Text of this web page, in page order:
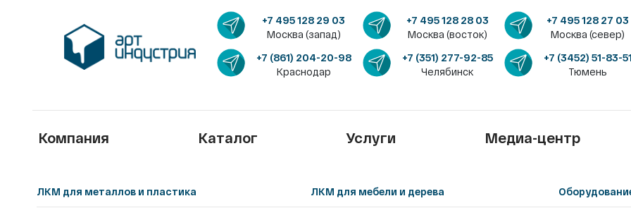
+7 495 128 29 03
Москва (запад)
+7 495 128 28 03
Москва (восток)
+7 495 128 27 03
Москва (север)
+7 (861) 204-20-98
Краснодар
+7 (351) 277-92-85
Челябинск
+7 (3452) 51-83-51
Тюмень
Компания Каталог Услуги Медиа-центр
ЛКМ для металлов и пластика ЛКМ для мебели и дерева